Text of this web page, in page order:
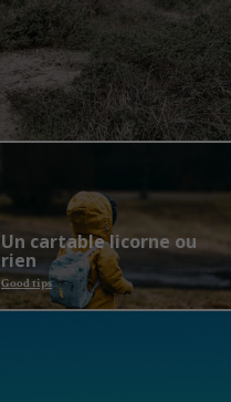
Un cartable licorne ou
rien
Good tips